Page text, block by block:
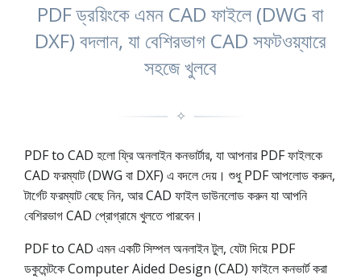
PDF ড্রয়িংকে এমন CAD ফাইলে (DWG বা
DXF) বদলান, যা বেশিরভাগ CAD সফটওয়্যারে
সহজে খুলবে
✧
PDF to CAD হলো ফ্রি অনলাইন কনভার্টার, যা আপনার PDF ফাইলকে
CAD ফরম্যাট (DWG বা DXF) এ বদলে দেয়। শুধু PDF আপলোড করুন,
টার্গেট ফরম্যাট বেছে নিন, আর CAD ফাইল ডাউনলোড করুন যা আপনি
বেশিরভাগ CAD প্রোগ্রামে খুলতে পারবেন।
PDF to CAD এমন একটি সিম্পল অনলাইন টুল, যেটা দিয়ে PDF
ডকুমেন্টকে Computer Aided Design (CAD) ফাইলে কনভার্ট করা